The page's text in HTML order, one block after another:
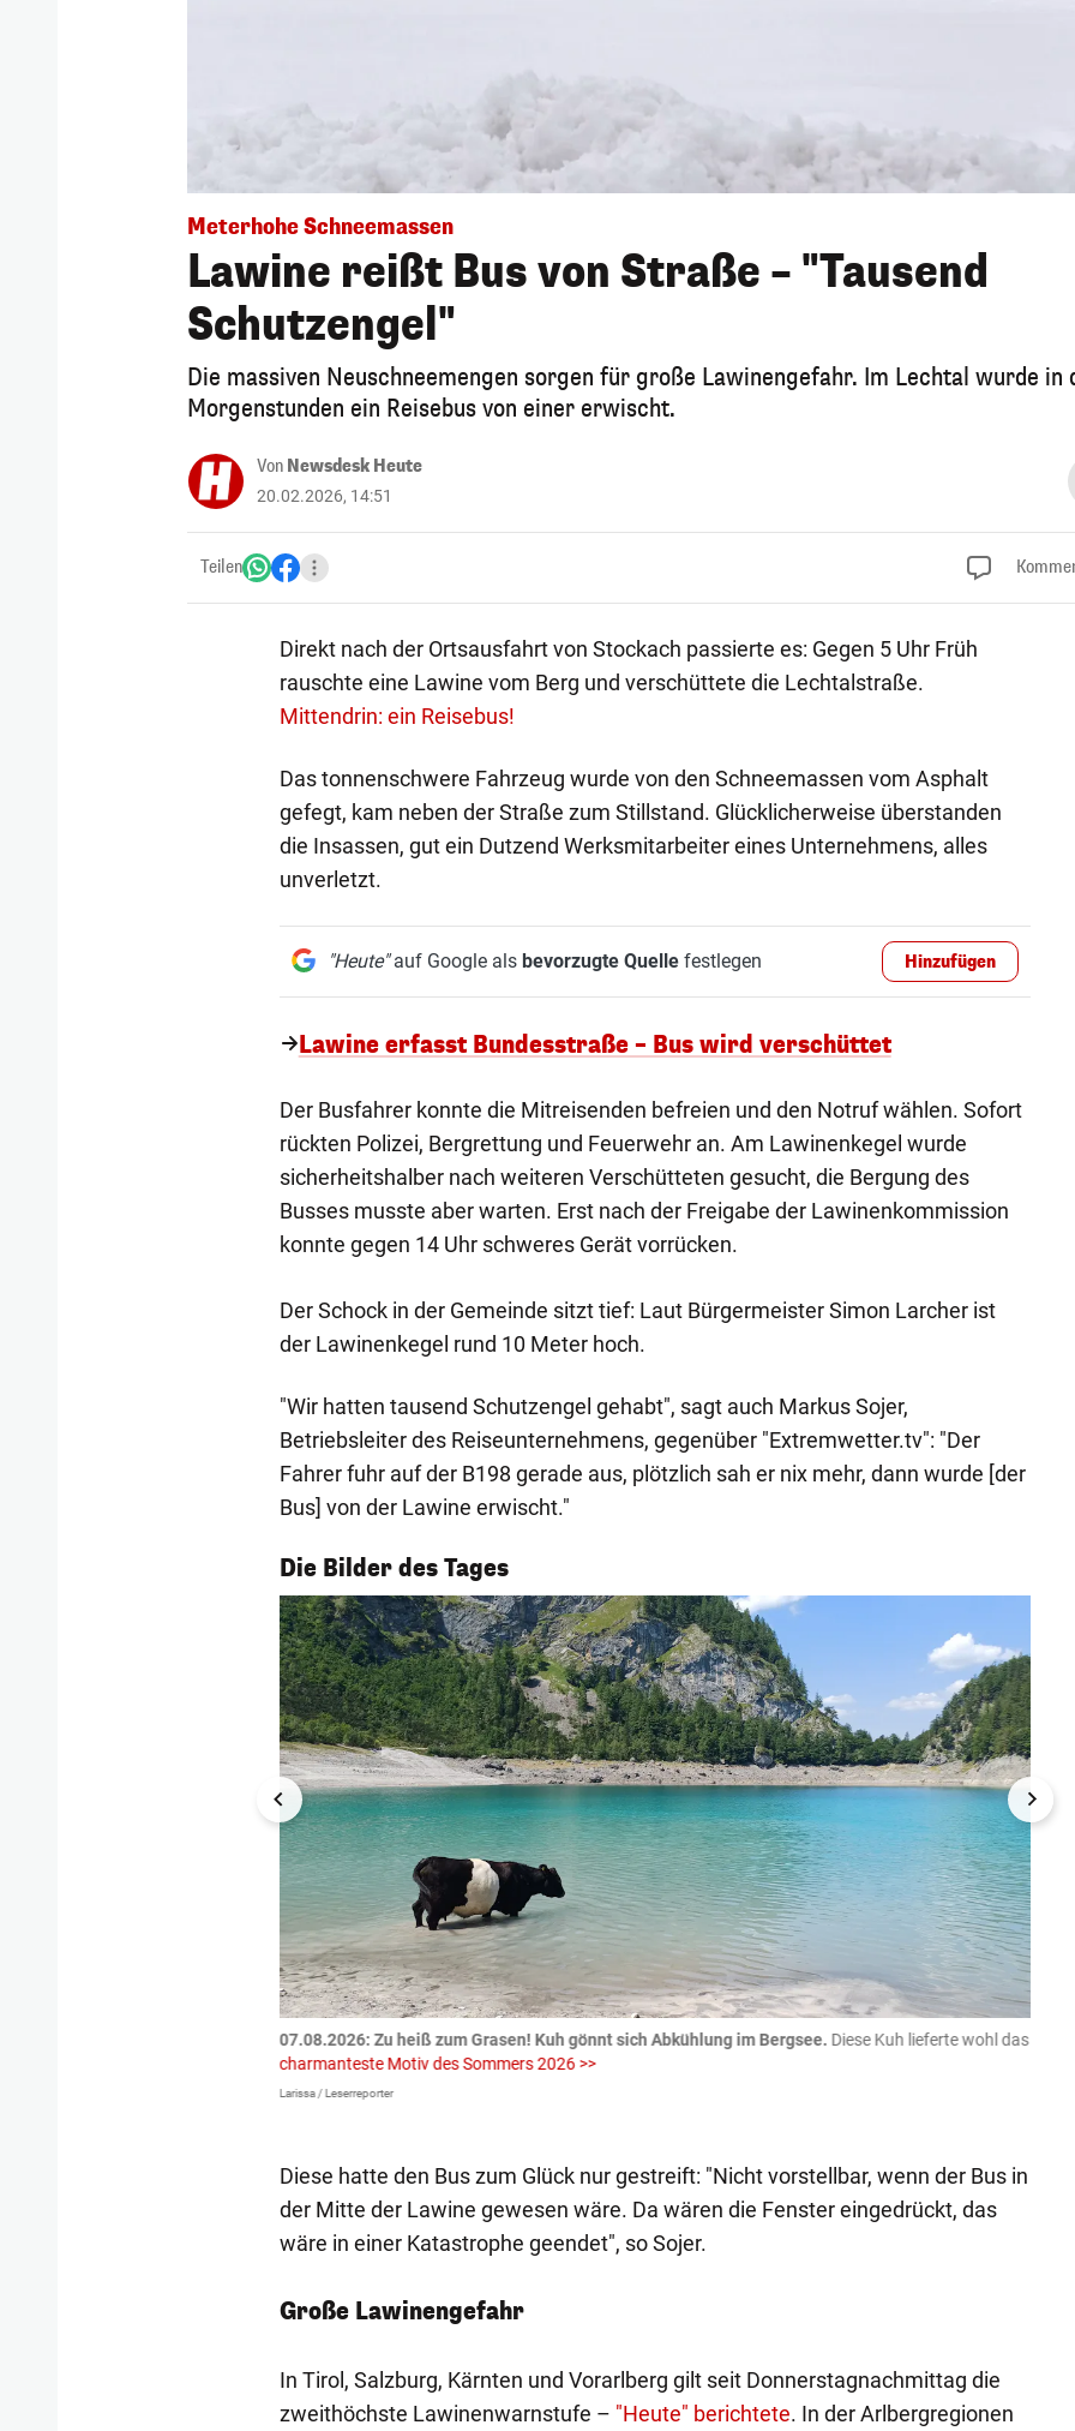
Meterhohe Schneemassen
Lawine reißt Bus von Straße – "Tausend
Schutzengel"
Die massiven Neuschneemengen sorgen für große Lawinengefahr. Im Lechtal wurde in
Morgenstunden ein Reisebus von einer erwischt.
Von Newsdesk Heute
20.02.2026, 14:51
Teilen
Direkt nach der Ortsausfahrt von Stockach passierte es: Gegen 5 Uhr Früh
rauschte eine Lawine vom Berg und verschüttete die Lechtalstraße.
Mittendrin: ein Reisebus!
Das tonnenschwere Fahrzeug wurde von den Schneemassen vom Asphalt
gefegt, kam neben der Straße zum Stillstand. Glücklicherweise überstanden
die Insassen, gut ein Dutzend Werksmitarbeiter eines Unternehmens, alles
unverletzt.
"Heute"auf Google als bevorzugte Quellefestlegen Hinzufügen
Lawine erfasst Bundesstraße – Bus wird verschüttet
Der Busfahrer konnte die Mitreisenden befreien und den Notruf wählen. Sofort
rückten Polizei, Bergrettung und Feuerwehr an. Am Lawinenkegel wurde
sicherheitshalber nach weiteren Verschütteten gesucht, die Bergung des
Busses musste aber warten. Erst nach der Freigabe der Lawinenkommission
konnte gegen 14 Uhr schweres Gerät vorrücken.
Der Schock in der Gemeinde sitzt tief: Laut Bürgermeister Simon Larcher ist
der Lawinenkegel rund 10 Meter hoch.
"Wir hatten tausend Schutzengel gehabt", sagt auch Markus Sojer,
Betriebsleiter des Reiseunternehmens, gegenüber "Extremwetter.tv": "Der
Fahrer fuhr auf der B198 gerade aus, plötzlich sah er nix mehr, dann wurde [der
Bus] von der Lawine erwischt."
Die Bilder des Tages
1/55
07.08.2026: Zu heiß zum Grasen! Kuh gönnt sich Abkühlung im Bergsee. Diese Kuh lieferte wohl das
charmanteste Motiv des Sommers 2026 >>
Larissa / Leserreporter
Diese hatte den Bus zum Glück nur gestreift: "Nicht vorstellbar, wenn der Bus in
der Mitte der Lawine gewesen wäre. Da wären die Fenster eingedrückt, das
wäre in einer Katastrophe geendet", so Sojer.
Große Lawinengefahr
In Tirol, Salzburg, Kärnten und Vorarlberg gilt seit Donnerstagnachmittag die
zweithöchste Lawinenwarnstufe – "Heute" berichtete. In der Arlbergregionen